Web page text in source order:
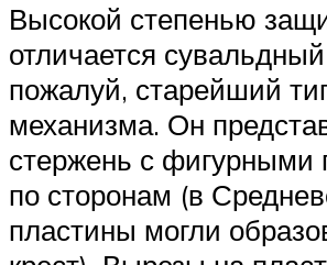
Высокой степенью
отличается
пожалуй, старейший
механизма. Он
стержень с фигурными
по сторонам (в
пластины могли